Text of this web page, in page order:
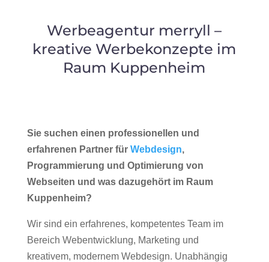
Werbeagentur merryll –
kreative Werbekonzepte im
Raum Kuppenheim
Sie suchen einen professionellen und
erfahrenen Partner für Webdesign,
Programmierung und Optimierung von
Webseiten und was dazugehört im Raum
Kuppenheim?
Wir sind ein erfahrenes, kompetentes Team im
Bereich Webentwicklung, Marketing und
kreativem, modernem Webdesign. Unabhängig